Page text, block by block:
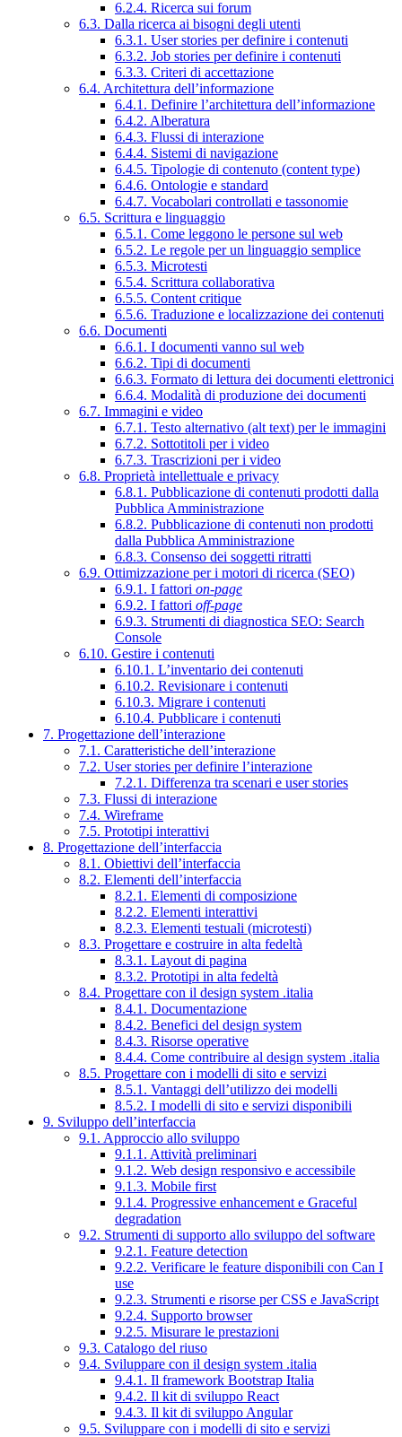
6.2.4. Ricerca sui forum
6.3. Dalla ricerca ai bisogni degli utenti
6.3.1. User stories per definire i contenuti
6.3.2. Job stories per definire i contenuti
6.3.3. Criteri di accettazione
6.4. Architettura dell’informazione
6.4.1. Definire l’architettura dell’informazione
6.4.2. Alberatura
6.4.3. Flussi di interazione
6.4.4. Sistemi di navigazione
6.4.5. Tipologie di contenuto (content type)
6.4.6. Ontologie e standard
6.4.7. Vocabolari controllati e tassonomie
6.5. Scrittura e linguaggio
6.5.1. Come leggono le persone sul web
6.5.2. Le regole per un linguaggio semplice
6.5.3. Microtesti
6.5.4. Scrittura collaborativa
6.5.5. Content critique
6.5.6. Traduzione e localizzazione dei contenuti
6.6. Documenti
6.6.1. I documenti vanno sul web
6.6.2. Tipi di documenti
6.6.3. Formato di lettura dei documenti elettronici
6.6.4. Modalità di produzione dei documenti
6.7. Immagini e video
6.7.1. Testo alternativo (alt text) per le immagini
6.7.2. Sottotitoli per i video
6.7.3. Trascrizioni per i video
6.8. Proprietà intellettuale e privacy
6.8.1. Pubblicazione di contenuti prodotti dalla
Pubblica Amministrazione
6.8.2. Pubblicazione di contenuti non prodotti
dalla Pubblica Amministrazione
6.8.3. Consenso dei soggetti ritratti
6.9. Ottimizzazione per i motori di ricerca (SEO)
6.9.1. I fattori on-page
6.9.2. I fattori off-page
6.9.3. Strumenti di diagnostica SEO: Search
Console
6.10. Gestire i contenuti
6.10.1. L’inventario dei contenuti
6.10.2. Revisionare i contenuti
6.10.3. Migrare i contenuti
6.10.4. Pubblicare i contenuti
7. Progettazione dell’interazione
7.1. Caratteristiche dell’interazione
7.2. User stories per definire l’interazione
7.2.1. Differenza tra scenari e user stories
7.3. Flussi di interazione
7.4. Wireframe
7.5. Prototipi interattivi
8. Progettazione dell’interfaccia
8.1. Obiettivi dell’interfaccia
8.2. Elementi dell’interfaccia
8.2.1. Elementi di composizione
8.2.2. Elementi interattivi
8.2.3. Elementi testuali (microtesti)
8.3. Progettare e costruire in alta fedeltà
8.3.1. Layout di pagina
8.3.2. Prototipi in alta fedeltà
8.4. Progettare con il design system .italia
8.4.1. Documentazione
8.4.2. Benefici del design system
8.4.3. Risorse operative
8.4.4. Come contribuire al design system .italia
8.5. Progettare con i modelli di sito e servizi
8.5.1. Vantaggi dell’utilizzo dei modelli
8.5.2. I modelli di sito e servizi disponibili
9. Sviluppo dell’interfaccia
9.1. Approccio allo sviluppo
9.1.1. Attività preliminari
9.1.2. Web design responsivo e accessibile
9.1.3. Mobile first
9.1.4. Progressive enhancement e Graceful
degradation
9.2. Strumenti di supporto allo sviluppo del software
9.2.1. Feature detection
9.2.2. Verificare le feature disponibili con Can I
use
9.2.3. Strumenti e risorse per CSS e JavaScript
9.2.4. Supporto browser
9.2.5. Misurare le prestazioni
9.3. Catalogo del riuso
9.4. Sviluppare con il design system .italia
9.4.1. Il framework Bootstrap Italia
9.4.2. Il kit di sviluppo React
9.4.3. Il kit di sviluppo Angular
9.5. Sviluppare con i modelli di sito e servizi